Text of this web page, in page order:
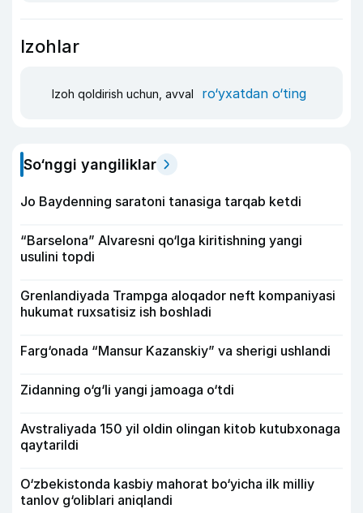
Izohlar
Izoh qoldirish uchun, avval ro‘yxatdan o‘ting
So‘nggi yangiliklar
Jo Baydenning saratoni tanasiga tarqab ketdi
“Barselona” Alvaresni qo‘lga kiritishning yangi
usulini topdi
Grenlandiyada Trampga aloqador neft kompaniyasi
hukumat ruxsatisiz ish boshladi
Farg‘onada “Mansur Kazanskiy” va sherigi ushlandi
Zidanning o‘g‘li yangi jamoaga o‘tdi
Avstraliyada 150 yil oldin olingan kitob kutubxonaga
qaytarildi
O‘zbekistonda kasbiy mahorat bo‘yicha ilk milliy
tanlov g‘oliblari aniqlandi